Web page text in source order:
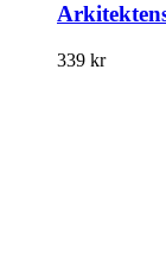
339 kr